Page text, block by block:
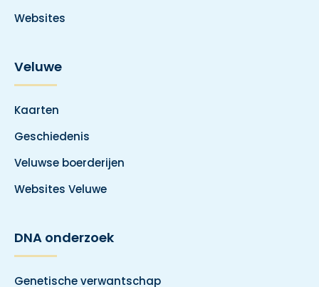
Websites
Veluwe
Kaarten
Geschiedenis
Veluwse boerderijen
Websites Veluwe
DNA onderzoek
Genetische verwantschap